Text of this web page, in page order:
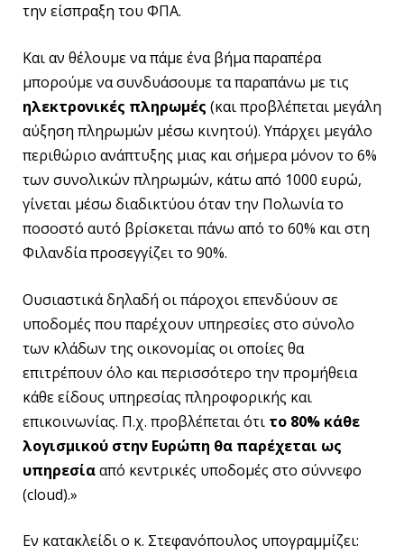
την είσπραξη του ΦΠΑ.
Και αν θέλουμε να πάμε ένα βήμα παραπέρα
μπορούμε να συνδυάσουμε τα παραπάνω με τις
ηλεκτρονικές πληρωμές (και προβλέπεται μεγάλη
αύξηση πληρωμών μέσω κινητού). Υπάρχει μεγάλο
περιθώριο ανάπτυξης μιας και σήμερα μόνον το 6%
των συνολικών πληρωμών, κάτω από 1000 ευρώ,
γίνεται μέσω διαδικτύου όταν την Πολωνία το
ποσοστό αυτό βρίσκεται πάνω από το 60% και στη
Φιλανδία προσεγγίζει το 90%.
Ουσιαστικά δηλαδή οι πάροχοι επενδύουν σε
υποδομές που παρέχουν υπηρεσίες στο σύνολο
των κλάδων της οικονομίας οι οποίες θα
επιτρέπουν όλο και περισσότερο την προμήθεια
κάθε είδους υπηρεσίας πληροφορικής και
επικοινωνίας. Π.χ. προβλέπεται ότι το 80% κάθε
λογισμικού στην Ευρώπη θα παρέχεται ως
υπηρεσίααπό κεντρικές υποδομές στο σύννεφο
(cloud).»
Εν κατακλείδι ο κ. Στεφανόπουλος υπογραμμίζει: